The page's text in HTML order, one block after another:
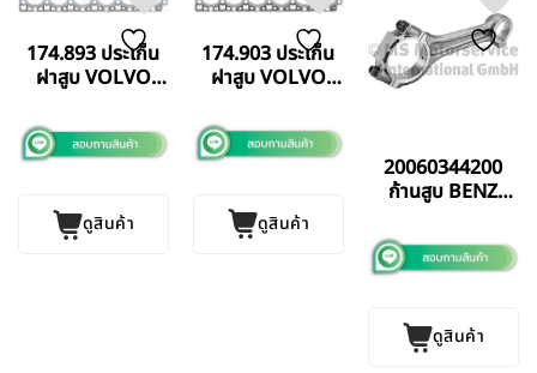
174.893 ประเก็น
ฝาสูบ VOLVO
ELRING
GERMANY แท้
ดูสินค้า
174.903 ประเก็น
ฝาสูบ VOLVO
ELRING
GERMANY แท้
ดูสินค้า
20060344200
ก้านสูบ BENZ
เปอร์) BF
GERMANY แท้
ดูสินค้า